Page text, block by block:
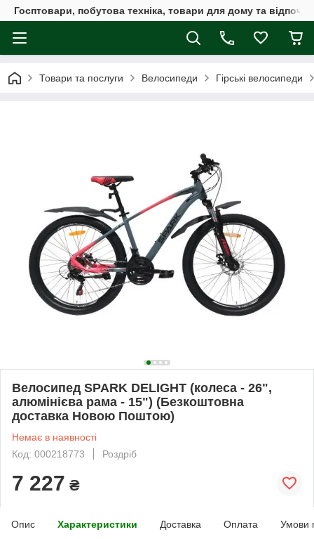
Госптовари, побутова техніка, товари для дому та
Товари та послуги Велосипеди Гірські велосипеди
Велосипед SPARK DELIGHT (колеса - 26",
алюмінієва рама - 15") (Безкоштовна
доставка Новою Поштою)
Немає в наявності
Код: 000218773
Роздріб
7 227 ₴
Опис Характеристики Доставка Оплата Умови